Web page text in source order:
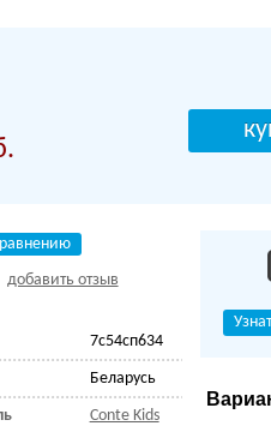
добавить отзыв
7с54сп634
Беларусь
Conte Kids